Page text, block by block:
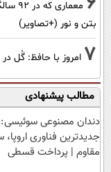
بتن و نور (+تصاویر)
7 امروز با حافظ: گُل
مطالب پیشنهادی
دندان مصنوعی سوئیسی:
جدیدترین فناوری
مقاوم | پرداخت قسطی